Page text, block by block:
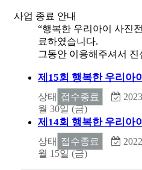
사업 종료 안내
“행복한 우리아이 사진
료하였습니다.
그동안 이용해주셔서
제15회 행복한 우리아
상태 접수종료
월 30일 (금)
제14회 행복한 우리아
상태 접수종료
월 15일 (금)